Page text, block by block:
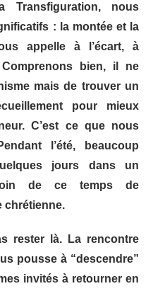
nous
: la montée et la
appelle à l’écart, à
bien, il ne
mais de trouver un
pour mieux
C’est ce que nous
l’été, beaucoup
jours dans un
de ce temps de
chrétienne.
rester là. La rencontre
pousse à “descendre”
invités à retourner en